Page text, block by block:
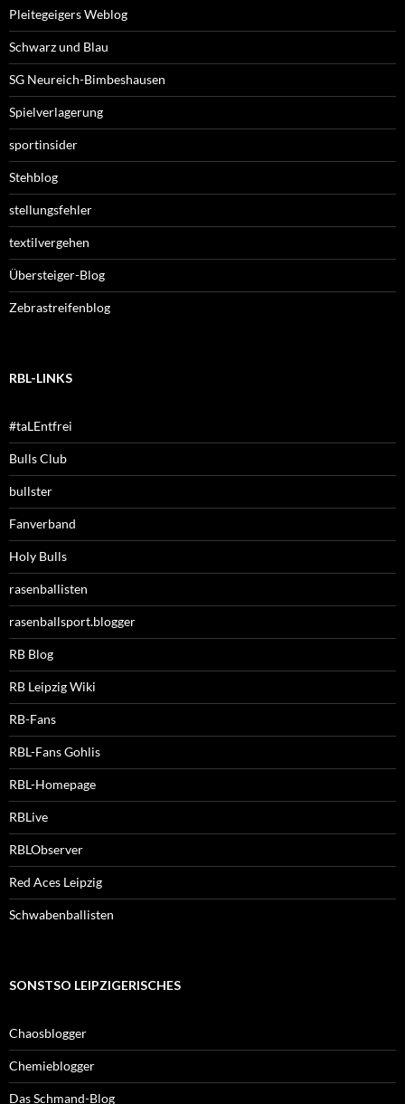
Pleitegeigers Weblog
Schwarz und Blau
SG Neureich-Bimbeshausen
Spielverlagerung
sportinsider
Stehblog
stellungsfehler
textilvergehen
Übersteiger-Blog
Zebrastreifenblog
RBL-LINKS
#taLEntfrei
Bulls Club
bullster
Fanverband
Holy Bulls
rasenballisten
rasenballsport.blogger
RB Blog
RB Leipzig Wiki
RB-Fans
RBL-Fans Gohlis
RBL-Homepage
RBLive
RBLObserver
Red Aces Leipzig
Schwabenballisten
SONSTSO LEIPZIGERISCHES
Chaosblogger
Chemieblogger
Das Schmand-Blog